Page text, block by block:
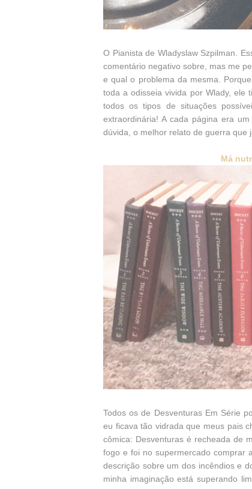
O Pianista de Wladyslaw Szpilman.
comentário negativo sobre, mas me
e qual o problema da mesma.
toda a odisseia vivida por Wlady, ele
todos os tipos de situações
extraordinária! A cada página era
dúvida, o melhor relato de guerra que
Má
Todos os de Desventuras Em Série
eu ficava tão vidrada que meus pais
cômica: Desventuras é recheada de
fogo e foi no supermercado comprar
descrição sobre um dos incêndios e
minha imaginação está superando